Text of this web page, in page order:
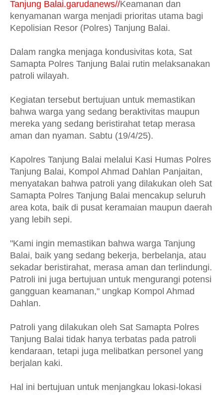
Tanjung Balai.garudanews//Keamanan dan
kenyamanan warga menjadi prioritas utama bagi
Kepolisian Resor (Polres) Tanjung Balai.
Dalam rangka menjaga kondusivitas kota, Sat
Samapta Polres Tanjung Balai rutin melaksanakan
patroli wilayah.
Kegiatan tersebut bertujuan untuk memastikan
bahwa warga yang sedang beraktivitas maupun
mereka yang sedang beristirahat tetap merasa
aman dan nyaman. Sabtu (19/4/25).
Kapolres Tanjung Balai melalui Kasi Humas Polres
Tanjung Balai, Kompol Ahmad Dahlan Panjaitan,
menyatakan bahwa patroli yang dilakukan oleh Sat
Samapta Polres Tanjung Balai mencakup seluruh
area kota, baik di pusat keramaian maupun daerah
yang lebih sepi.
"Kami ingin memastikan bahwa warga Tanjung
Balai, baik yang sedang bekerja, berbelanja, atau
sekadar beristirahat, merasa aman dan terlindungi.
Patroli ini juga bertujuan untuk mengurangi potensi
gangguan keamanan," ungkap Kompol Ahmad
Dahlan.
Patroli yang dilakukan oleh Sat Samapta Polres
Tanjung Balai tidak hanya terbatas pada patroli
kendaraan, tetapi juga melibatkan personel yang
berjalan kaki.
Hal ini bertujuan untuk menjangkau lokasi-lokasi